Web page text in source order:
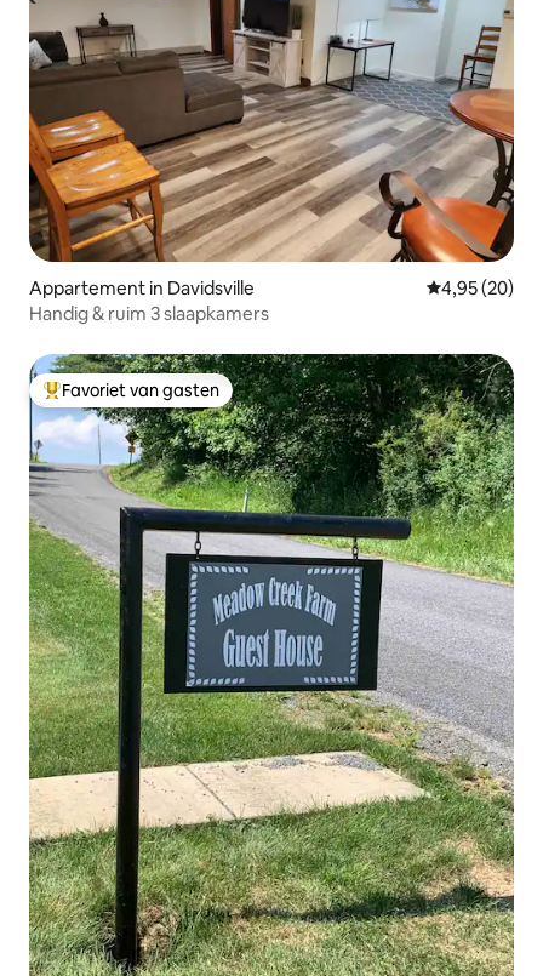
Appartement in Davidsville Gemiddelde
4,95 (20)
Handig & ruim 3 slaapkamers
Topfavoriet van gasten
Favoriet van gasten